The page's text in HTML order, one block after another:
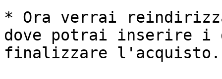
* Ora verrai
dove potrai inserire i
finalizzare l'acquisto.